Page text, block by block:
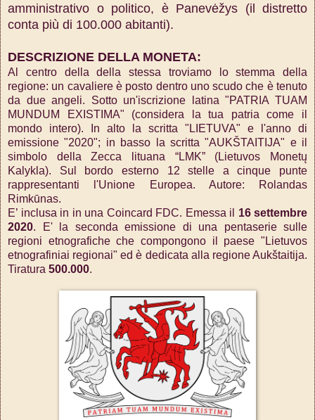
amministrativo o politico, è Panevėžys (il distretto
conta più di 100.000 abitanti).
DESCRIZIONE DELLA MONETA:
Al centro della della stessa troviamo lo stemma della
regione: un cavaliere è posto dentro uno scudo che è tenuto
da due angeli. Sotto un'iscrizione latina "PATRIA TUAM
MUNDUM EXISTIMA" (considera la tua patria come il
mondo intero). In alto la scritta "LIETUVA" e l'anno di
emissione "2020"; in basso la scritta "AUKŠTAITIJA" e il
simbolo della Zecca lituana “LMK” (Lietuvos Monetų
Kalykla). Sul bordo esterno 12 stelle a cinque punte
rappresentanti l'Unione Europea. Autore: Rolandas
Rimkūnas.
E’ inclusa in in una Coincard FDC. Emessa il 16 settembre
2020. E' la seconda emissione di una pentaserie sulle
regioni etnografiche che compongono il paese "Lietuvos
etnografiniai regionai" ed è dedicata alla regione Aukštaitija.
Tiratura 500.000.